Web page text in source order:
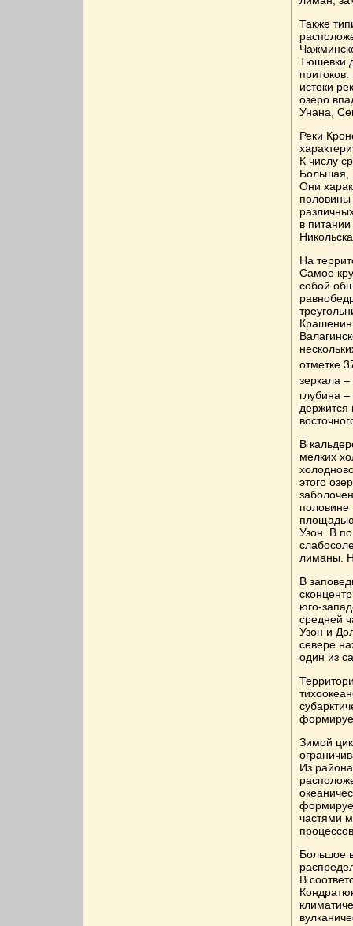
Также
Тюшевки
истоки
озеро
Унана,
Реки
К числу
Большая,
Они
половины
в
На
Самое
собой
отметке
зеркала
глубина
держится
В
мелких
этого
половине
площадью
Узон. В
лиманы.
В
юго-
средней
Узон и
севере
один из
Зимой
Из
частями
Большое
В